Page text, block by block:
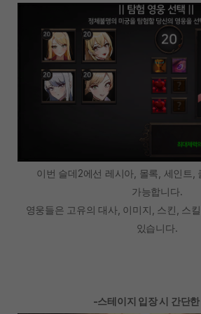
이번 슬데2에선 레시아, 몰록, 세인트,
가능합니다.
영웅들은 고유의 대사, 이미지, 스킨, 스
있습니다.
-스테이지 입장 시 간단한